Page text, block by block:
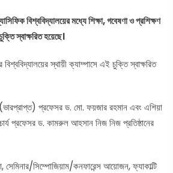
বিশ্ববিদ্যালয়ের মধ্যে শিক্ষা, গবেষণা ও প্রশিক্ষণ
স্বাক্ষরিত হয়েছে।
স্থায়ী ক্যাম্পাসে এই চুক্তি স্বাক্ষরিত
(ভারপ্রাপ্ত) প্রফেসর ড. মো. ফয়জার রহমান এবং এশিয়া
প্রফেসর ড. কামরুল আহসান নিজ নিজ প্রতিষ্ঠানের
সেমিনার/সিম্পোজিয়াম/কনফারেন্স আয়োজন, ফ্যাকাল্টি